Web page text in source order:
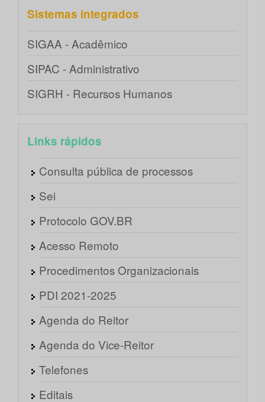
Sistemas integrados
SIGAA - Acadêmico
SIPAC - Administrativo
SIGRH - Recursos Humanos
Links rápidos
Consulta pública de processos
Sei
Protocolo GOV.BR
Acesso Remoto
Procedimentos Organizacionais
PDI 2021-2025
Agenda do Reitor
Agenda do Vice-Reitor
Telefones
Editais